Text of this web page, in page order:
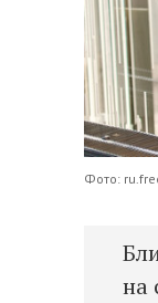
Фото:
на